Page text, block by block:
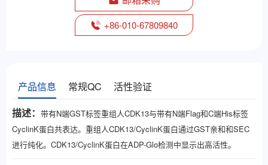
+86-010-67809840
产品信息 常规QC
活性验证
描述： 带有N端GST标签重组人CDK13与带有N端Flag和C端His标签
CyclinK蛋白共表达。重组人CDK13/CyclinK蛋白通过GST亲和和SEC
进行纯化。CDK13/CyclinK蛋白在ADP-Glo检测中显示出高活性。